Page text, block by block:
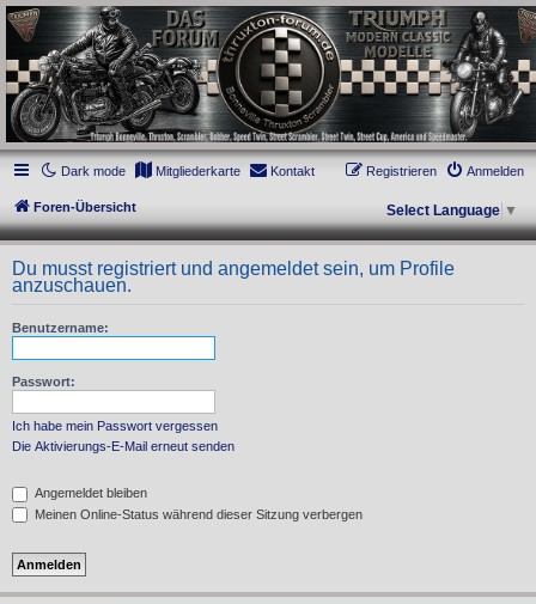
thruxton-forum.de
DAS FORUM! Alles rund um die Triumph Modern Classic Modelle. Das Forum für
die New Bonneville Baureihen ab BJ 2001. Triumph Bonneville, Thruxton,
Scrambler, Bobber, Speed Twin, Street Scrambler, Street Twin, Street Cup, America
und Speedmaster.
Dark mode
Mitgliederkarte Kontakt Anmelden
Registrieren
Foren-Übersicht Select Language ▼
Du musst registriert und angemeldet sein, um Profile
anzuschauen.
Benutzername:
Passwort:
Ich habe mein Passwort vergessen
Die Aktivierungs-E-Mail erneut senden
Angemeldet bleiben
Meinen Online-Status während dieser Sitzung verbergen